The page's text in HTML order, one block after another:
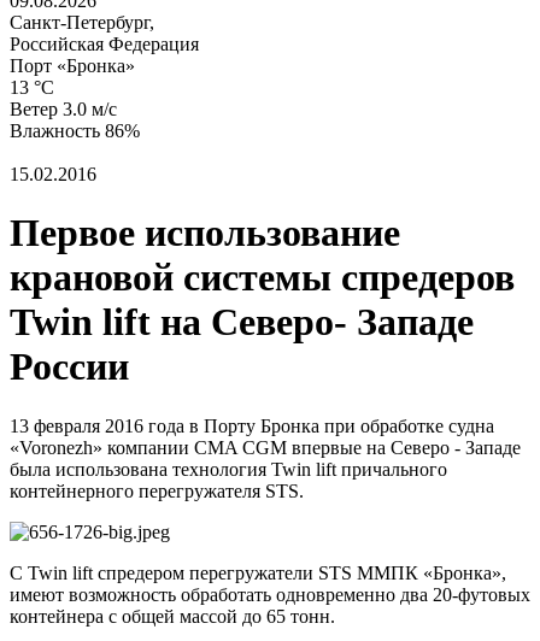
Санкт-Петербург,
Российская Федерация
Порт «Бронка»
13 °C
Ветер 3.0 м/с
Влажность 86%
15.02.2016
Первое использование
крановой системы спредеров
Twin lift на Северо- Западе
России
13 февраля 2016 года в Порту Бронка при обработке судна
«Voronezh» компании CMA CGM впервые на Северо - Западе
была использована технология Twin lift причального
контейнерного перегружателя STS.
С Twin lift спредером перегружатели STS ММПК «Бронка»,
имеют возможность обработать одновременно два 20-футовых
контейнера с общей массой до 65 тонн.